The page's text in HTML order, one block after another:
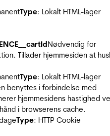
Type: Lokalt HTML-lager
Nødvendig for
Tillader hjemmesiden at
Type: Lokalt HTML-lager
benyttes i forbindelse med
hjemmesidens hastighed
i browserens cache.
Type: HTTP Cookie